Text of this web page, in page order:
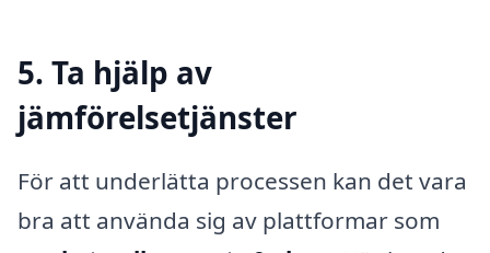
5. Ta hjälp av
jämförelsetjänster
För att underlätta processen kan det vara
bra att använda sig av plattformar som